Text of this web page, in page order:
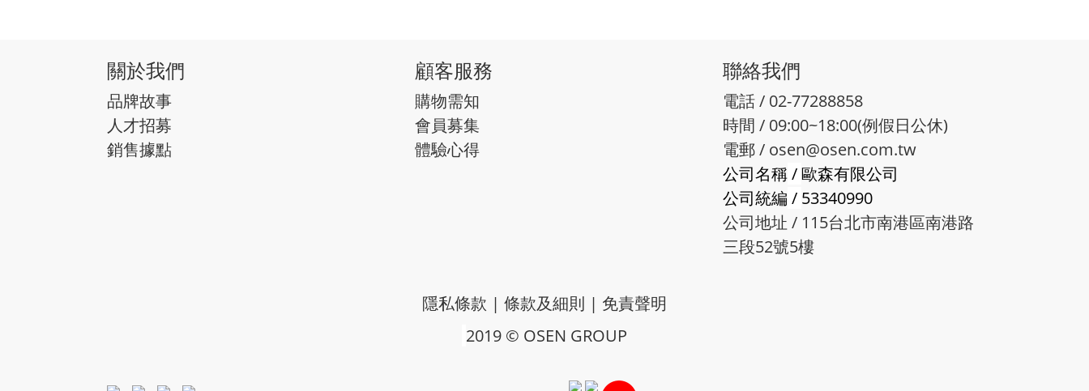
關於我們
品牌故事
人才招募
銷售據點
顧客服務
購物需知
會員募集
體驗心得
聯絡我們
電話 / 02-77288858
時間 / 09:00~18:00(例假日公休)
電郵 / osen@osen.com.tw
公司名稱/歐森有限公司
公司統編 / 53340990
公司地址 / 115台北市南港區南港路
三段52號5樓
隱私條款 | 條款及細則 | 免責聲明
2019 © OSEN GROUP